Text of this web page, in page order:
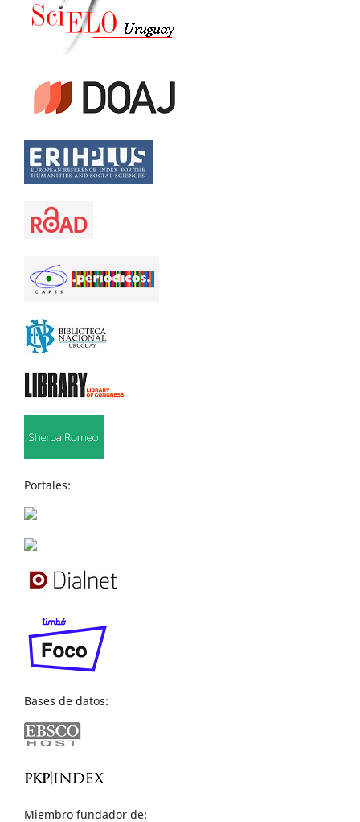
Portales:
Bases de datos:
Miembro fundador de: